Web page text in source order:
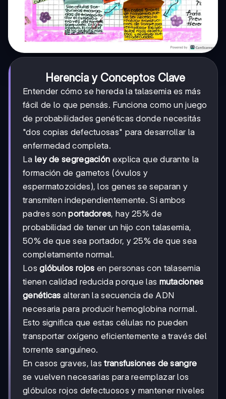
Herencia y Conceptos Clave
Entender cómo se hereda la talasemia es más
fácil de lo que pensás. Funciona como un juego
de probabilidades genéticas donde necesitás
"dos copias defectuosas" para desarrollar la
enfermedad completa.
La ley de segregación explica que durante la
formación de gametos (óvulos y
espermatozoides), los genes se separan y
transmiten independientemente. Si ambos
padres sonportadores, hay 25% de
probabilidad de tener un hijo con talasemia,
50% de que sea portador, y 25% de que sea
completamente normal.
Losglóbulos rojos en personas con talasemia
tienen calidad reducida porque las mutaciones
genéticas alteran la secuencia de ADN
necesaria para producir hemoglobina normal.
Esto significa que estas células no pueden
transportar oxígeno eficientemente a través del
torrente sanguíneo.
En casos graves, lastransfusiones de sangre
se vuelven necesarias para reemplazar los
glóbulos rojos defectuosos y mantener niveles